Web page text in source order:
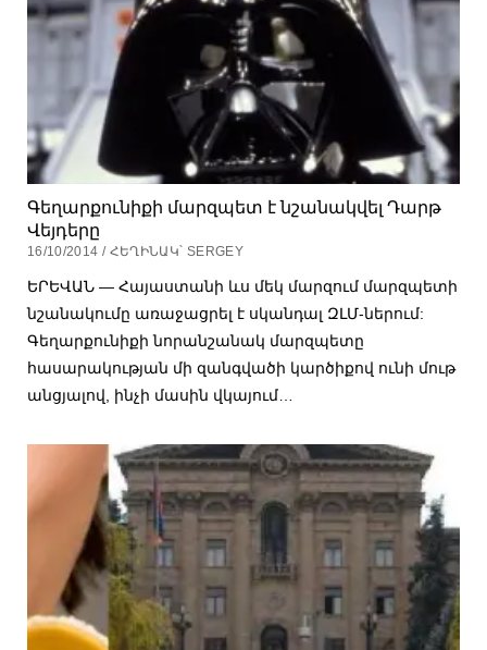
Գեղարքունիքի մարզպետ է նշանակվել Դարթ
Վեյդերը
16/10/2014 / ՀԵՂԻՆԱԿ՝ SERGEY
ԵՐԵՎԱՆ — Հայաստանի ևս մեկ մարզում մարզպետի
նշանակումը առաջացրել է սկանդալ ԶԼՄ-ներում:
Գեղարքունիքի նորանշանակ մարզպետը
հասարակության մի զանգվածի կարծիքով ունի մութ
անցյալով, ինչի մասին վկայում…